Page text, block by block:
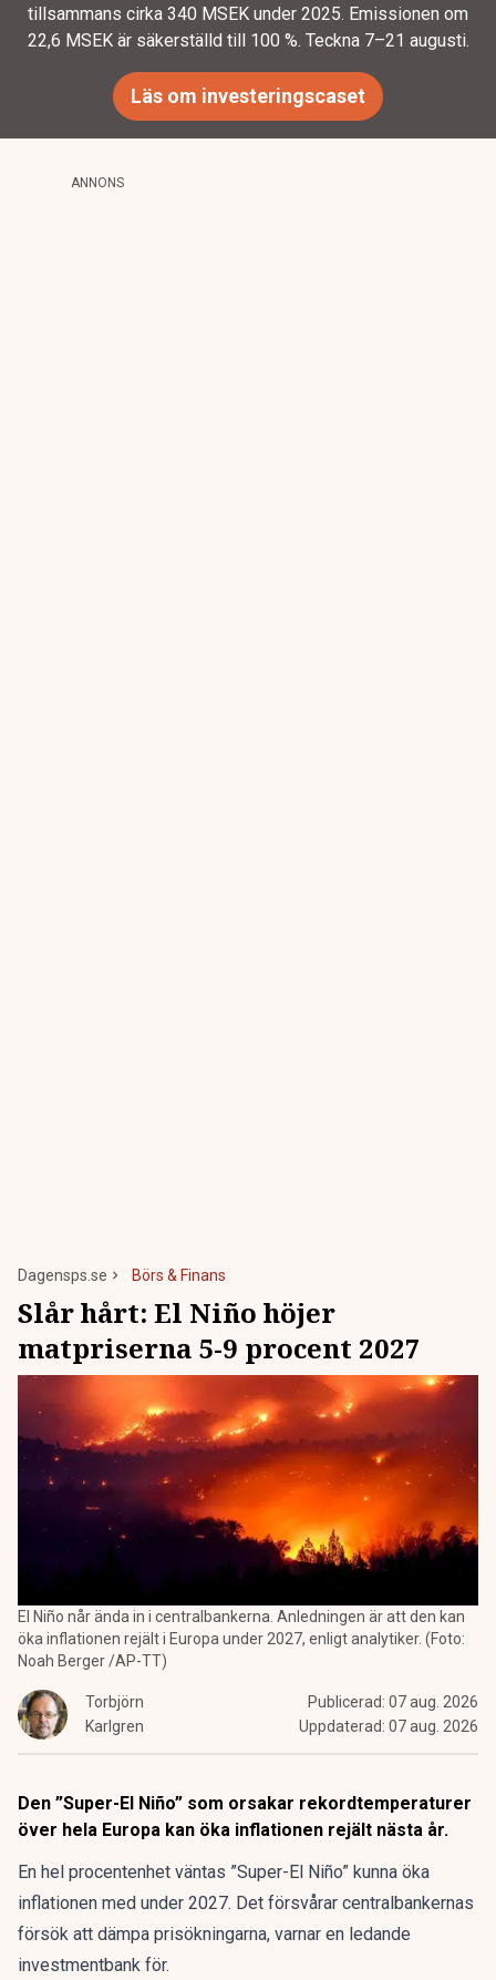
tillsammans cirka 340 MSEK under 2025. Emissionen om
22,6 MSEK är säkerställd till 100 %. Teckna 7–21 augusti.
Läs om investeringscaset
ANNONS
Dagensps.se Börs & Finans
Slår hårt: El Niño höjer
matpriserna 5-9 procent 2027
El Niño når ända in i centralbankerna. Anledningen är att den kan
öka inflationen rejält i Europa under 2027, enligt analytiker. (Foto:
Noah Berger /AP-TT)
Torbjörn
Karlgren
Publicerad: 07 aug. 2026
Uppdaterad: 07 aug. 2026
Den ”Super-El Niño” som orsakar rekordtemperaturer
över hela Europa kan öka inflationen rejält nästa år.
En hel procentenhet väntas ”Super-El Niño” kunna öka
inflationen med under 2027. Det försvårar centralbankernas
försök att dämpa prisökningarna, varnar en ledande
investmentbank för.